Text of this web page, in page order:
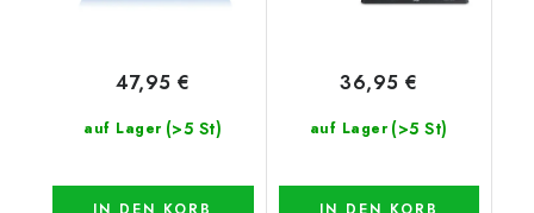
auf Lager (>5 St)
47,95 €
auf Lager (>5 St)
36,95 €